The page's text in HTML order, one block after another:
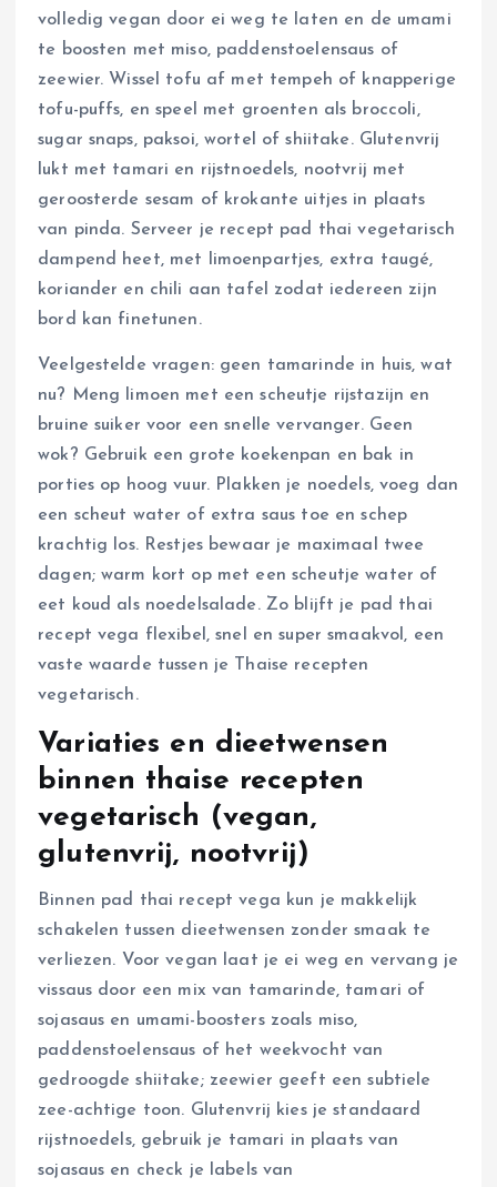
volledig vegan door ei weg te laten en de umami
te boosten met miso, paddenstoelensaus of
zeewier. Wissel tofu af met tempeh of knapperige
tofu-puffs, en speel met groenten als broccoli,
sugar snaps, paksoi, wortel of shiitake. Glutenvrij
lukt met tamari en rijstnoedels, nootvrij met
geroosterde sesam of krokante uitjes in plaats
van pinda. Serveer je recept pad thai vegetarisch
dampend heet, met limoenpartjes, extra taugé,
koriander en chili aan tafel zodat iedereen zijn
bord kan finetunen.
Veelgestelde vragen: geen tamarinde in huis, wat
nu? Meng limoen met een scheutje rijstazijn en
bruine suiker voor een snelle vervanger. Geen
wok? Gebruik een grote koekenpan en bak in
porties op hoog vuur. Plakken je noedels, voeg dan
een scheut water of extra saus toe en schep
krachtig los. Restjes bewaar je maximaal twee
dagen; warm kort op met een scheutje water of
eet koud als noedelsalade. Zo blijft je pad thai
recept vega flexibel, snel en super smaakvol, een
vaste waarde tussen je Thaise recepten
vegetarisch.
Variaties en dieetwensen
binnen thaise recepten
vegetarisch (vegan,
glutenvrij, nootvrij)
Binnen pad thai recept vega kun je makkelijk
schakelen tussen dieetwensen zonder smaak te
verliezen. Voor vegan laat je ei weg en vervang je
vissaus door een mix van tamarinde, tamari of
sojasaus en umami-boosters zoals miso,
paddenstoelensaus of het weekvocht van
gedroogde shiitake; zeewier geeft een subtiele
zee-achtige toon. Glutenvrij kies je standaard
rijstnoedels, gebruik je tamari in plaats van
sojasaus en check je labels van